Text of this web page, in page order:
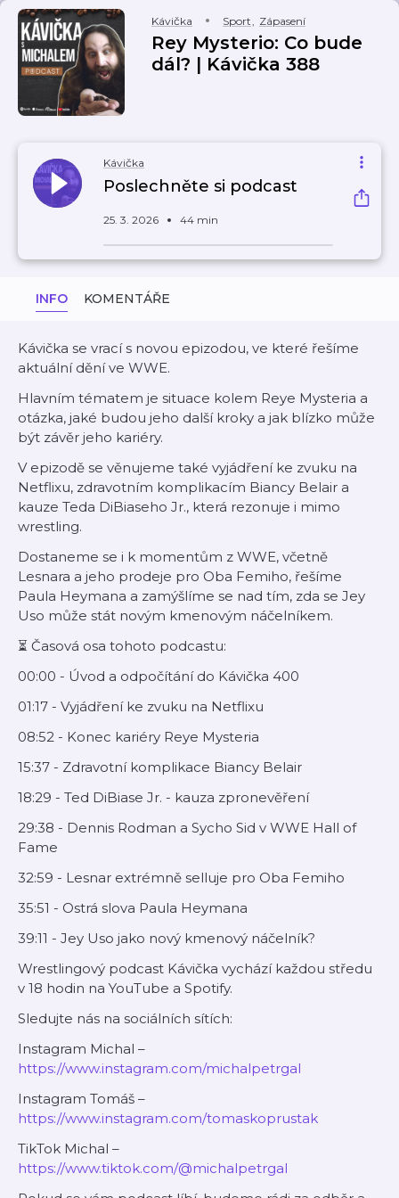
Kávička Sport, Zápasení
Rey Mysterio: Co bude
dál? | Kávička 388
Kávička
Poslechněte si podcast
25. 3. 2026 44 min
INFO KOMENTÁŘE
Kávička se vrací s novou epizodou, ve které řešíme
aktuální dění ve WWE.
Hlavním tématem je situace kolem Reye Mysteria a
otázka, jaké budou jeho další kroky a jak blízko může
být závěr jeho kariéry.
V epizodě se věnujeme také vyjádření ke zvuku na
Netflixu, zdravotním komplikacím Biancy Belair a
kauze Teda DiBiaseho Jr., která rezonuje i mimo
wrestling.
Dostaneme se i k momentům z WWE, včetně
Lesnara a jeho prodeje pro Oba Femiho, řešíme
Paula Heymana a zamýšlíme se nad tím, zda se Jey
Uso může stát novým kmenovým náčelníkem.
⏳ Časová osa tohoto podcastu:
00:00 - Úvod a odpočítání do Kávička 400
01:17 - Vyjádření ke zvuku na Netflixu
08:52 - Konec kariéry Reye Mysteria
15:37 - Zdravotní komplikace Biancy Belair
18:29 - Ted DiBiase Jr. - kauza zpronevěření
29:38 - Dennis Rodman a Sycho Sid v WWE Hall of
Fame
32:59 - Lesnar extrémně selluje pro Oba Femiho
35:51 - Ostrá slova Paula Heymana
39:11 - Jey Uso jako nový kmenový náčelník?
Wrestlingový podcast Kávička vychází každou středu
v 18 hodin na YouTube a Spotify.
Sledujte nás na sociálních sítích:
Instagram Michal –
https://www.instagram.com/michalpetrgal
Instagram Tomáš –
https://www.instagram.com/tomaskoprustak
TikTok Michal –
https://www.tiktok.com/@michalpetrgal